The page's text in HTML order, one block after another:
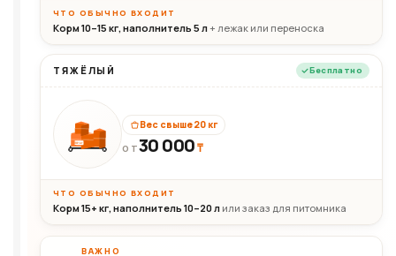
ЧТО ОБЫЧНО ВХОДИТ
Корм 10–15 кг, наполнитель 5 л+ лежак или переноска
ТЯЖЁЛЫЙ Бесплатно
30+кг
Вес свыше 20 кг
ОТ30 000₸
ЧТО ОБЫЧНО ВХОДИТ
Корм 15+ кг, наполнитель 10–20 л или заказ для питомника
ВАЖНО